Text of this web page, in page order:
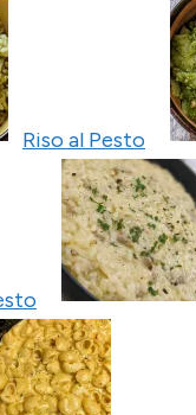
Riso al Pesto